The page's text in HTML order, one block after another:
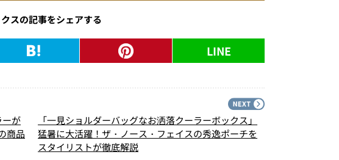
スの記事をシェアする
LINE
ーが
商品
「一見ショルダーバッグなお洒落クーラーボックス」
猛暑に大活躍！ザ・ノース・フェイスの秀逸ポーチを
スタイリストが徹底解説